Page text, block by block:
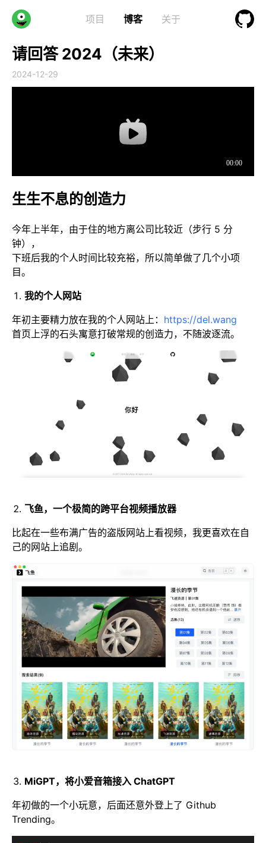
项目 博客 关于
请回答 2024（未来）
2024-12-29
生生不息的创造力
今年上半年，由于住的地方离公司比较近（步行 5 分
钟），
下班后我的个人时间比较充裕，所以简单做了几个小项
目。
我的个人网站
年初主要精力放在我的个人网站上： https://del.wang
首页上浮的石头寓意打破常规的创造力，不随波逐流。
飞鱼，一个极简的跨平台视频播放器
比起在一些布满广告的盗版网站上看视频，我更喜欢在自
己的网站上追剧。
MiGPT，将小爱音箱接入 ChatGPT
年初做的一个小玩意，后面还意外登上了 Github
Trending。